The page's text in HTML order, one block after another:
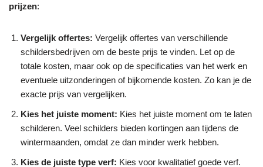
prijzen:
Vergelijk offertes: Vergelijk offertes van verschillende
schildersbedrijven om de beste prijs te vinden. Let op de
totale kosten, maar ook op de specificaties van het werk en
eventuele uitzonderingen of bijkomende kosten. Zo kan je de
exacte prijs van vergelijken.
Kies het juiste moment: Kies het juiste moment om te laten
schilderen. Veel schilders bieden kortingen aan tijdens de
wintermaanden, omdat ze dan minder werk hebben.
Kies de juiste type verf: Kies voor kwalitatief goede verf.